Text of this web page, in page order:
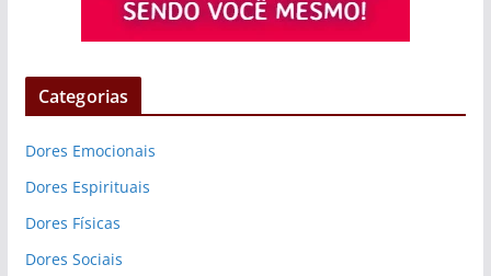
Categorias
Dores Emocionais
Dores Espirituais
Dores Físicas
Dores Sociais